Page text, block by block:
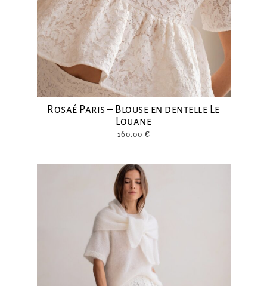
Rosaé Paris – Blouse en dentelle Le
Louane
160.00 €